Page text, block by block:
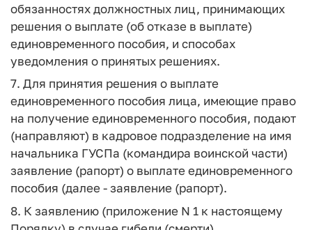
обязанностях должностных лиц, принимающих
решения о выплате (об отказе в выплате)
единовременного пособия, и способах
уведомления о принятых решениях.
7. Для принятия решения о выплате
единовременного пособия лица, имеющие право
на получение единовременного пособия, подают
(направляют) в кадровое подразделение на имя
начальника ГУСПа (командира воинской части)
заявление (рапорт) о выплате единовременного
пособия (далее - заявление (рапорт).
8. К заявлению (приложение N 1 к настоящему